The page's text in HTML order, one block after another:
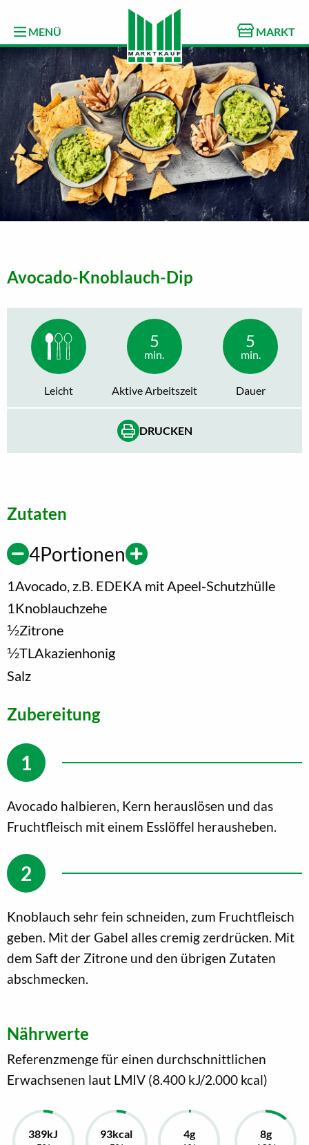
MENÜ MARKT
Avocado-Knoblauch-Dip
Leicht
5
min.
Aktive Arbeitszeit
5
min.
Dauer
DRUCKEN
Zutaten
4Portionen
1 Avocado, z.B. EDEKA mit Apeel-Schutzhülle
1 Knoblauchzehe
1/2Zitrone
1/2TL Akazienhonig
Salz
Zubereitung
Avocado halbieren, Kern herauslösen und das
Fruchtfleisch mit einem Esslöffel herausheben.
Knoblauch sehr fein schneiden, zum Fruchtfleisch
geben. Mit der Gabel alles cremig zerdrücken. Mit
dem Saft der Zitrone und den übrigen Zutaten
abschmecken.
Nährwerte
Referenzmenge für einen durchschnittlichen
Erwachsenen laut LMIV (8.400 kJ/2.000 kcal)